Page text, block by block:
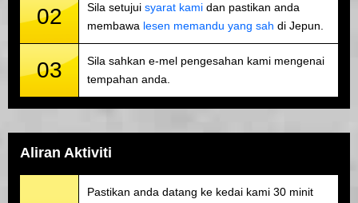
02 Sila setujui syarat kami dan pastikan anda
membawa lesen memandu yang sah di Jepun.
03
Sila sahkan e-mel pengesahan kami mengenai
tempahan anda.
Aliran Aktiviti
Pastikan anda datang ke kedai kami 30 minit